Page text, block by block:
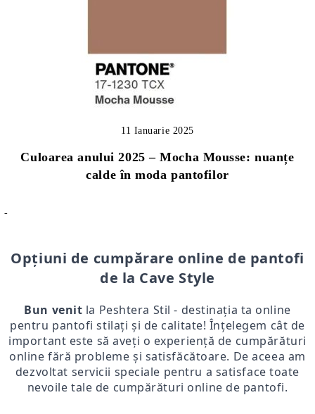
Culoarea anului 2025 – Mocha Mousse: nuanțe
calde în moda pantofilor
11 Ianuarie 2025
-
Opțiuni de cumpărare online de pantofi
de la Cave Style
Bun venit la Peshtera Stil - destinația ta online
pentru pantofi stilați și de calitate! Înțelegem cât de
important este să aveți o experiență de cumpărături
online fără probleme și satisfăcătoare. De aceea am
dezvoltat servicii speciale pentru a satisface toate
nevoile tale de cumpărături online de pantofi.